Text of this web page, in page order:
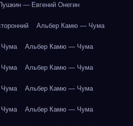
— Евгений Онегин
Альбер Камю — Чума
Альбер Камю — Чума
Альбер Камю — Чума
Альбер Камю — Чума
Альбер Камю — Чума